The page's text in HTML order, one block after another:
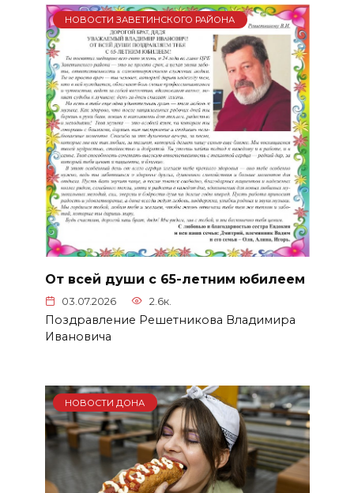
НОВОСТИ ЗАВЕТИНСКОГО РАЙОНА
От всей души с 65-летним юбилеем
03.07.2026 2.6к.
Поздравление Решетникова Владимира
Ивановича
НОВОСТИ ДОНА